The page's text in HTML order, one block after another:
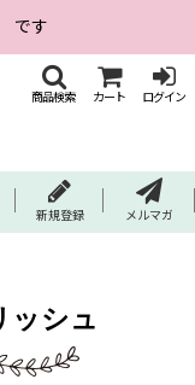
です
商品検索 カート ログイン
新規登録 メルマガ
ッシュ